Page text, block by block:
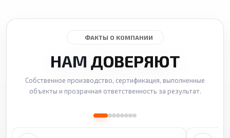
ФАКТЫ О КОМПАНИИ
НАМ ДОВЕРЯЮТ
Собственное производство, сертификация, выполненные
объекты и прозрачная ответственность за результат.